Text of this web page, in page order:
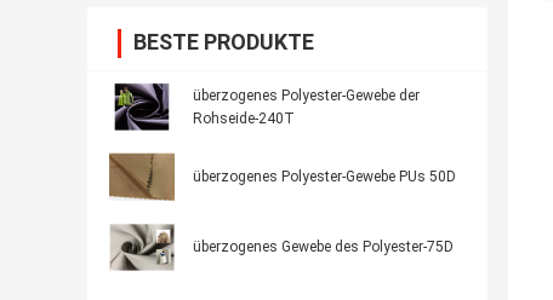
BESTE PRODUKTE
überzogenes Polyester-Gewebe der
Rohseide-240T
überzogenes Polyester-Gewebe PUs 50D
überzogenes Gewebe des Polyester-75D